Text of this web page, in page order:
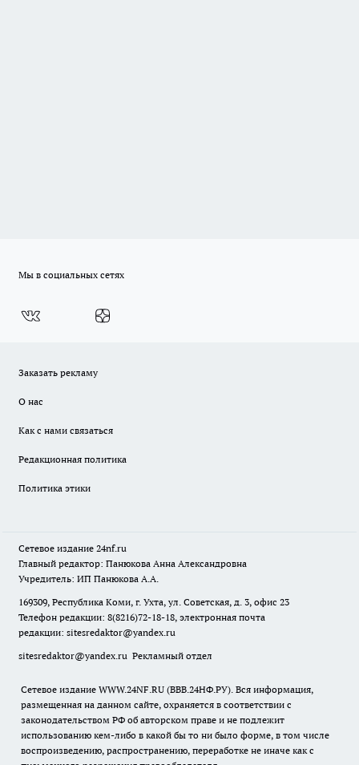
Мы в социальных сетях
Заказать рекламу
О нас
Как с нами связаться
Редакционная политика
Политика этики
Сетевое издание 24nf.ru
Главный редактор: Панюкова Анна Александровна
Учредитель: ИП Панюкова А.А.
169309, Республика Коми, г. Ухта, ул. Советская, д. 3, офис 23
Телефон редакции: 8(8216)72-18-18, электронная почта
редакции: sitesredaktor@yandex.ru
sitesredaktor@yandex.ru Рекламный отдел
Сетевое издание WWW.24NF.RU (ВВВ.24НФ.РУ). Вся информация,
размещенная на данном сайте, охраняется в соответствии с
законодательством РФ об авторском праве и не подлежит
использованию кем-либо в какой бы то ни было форме, в том числе
воспроизведению, распространению, переработке не иначе как с